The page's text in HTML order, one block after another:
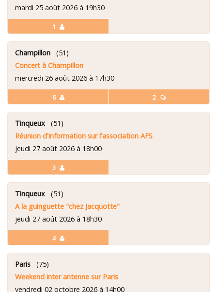
1
mardi 25 août 2026 à 19h30
6 2
Champillon (51)
Concert à Champillon
mercredi 26 août 2026 à 17h30
3
Tinqueux (51)
Réunion d'information sur l'association AFS
jeudi 27 août 2026 à 18h00
4
Tinqueux (51)
A la guinguette "chez Jacquotte"
jeudi 27 août 2026 à 18h30
Paris (75)
Weekend inter antenne sur Paris
vendredi 02 octobre 2026 à 14h00